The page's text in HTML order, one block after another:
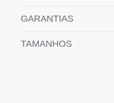
GARANTIAS
TAMANHOS